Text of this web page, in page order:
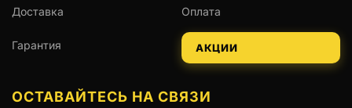
Доставка Оплата
Гарантия АКЦИИ
ОСТАВАЙТЕСЬ НА СВЯЗИ